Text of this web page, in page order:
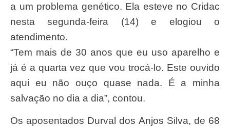
a um problema genético. Ela esteve no Cridac
nesta segunda-feira (14) e elogiou o
atendimento.
“Tem mais de 30 anos que eu uso aparelho e
já é a quarta vez que vou trocá-lo. Este ouvido
aqui eu não ouço quase nada. É a minha
salvação no dia a dia”, contou.
Os aposentados Durval dos Anjos Silva, de 68